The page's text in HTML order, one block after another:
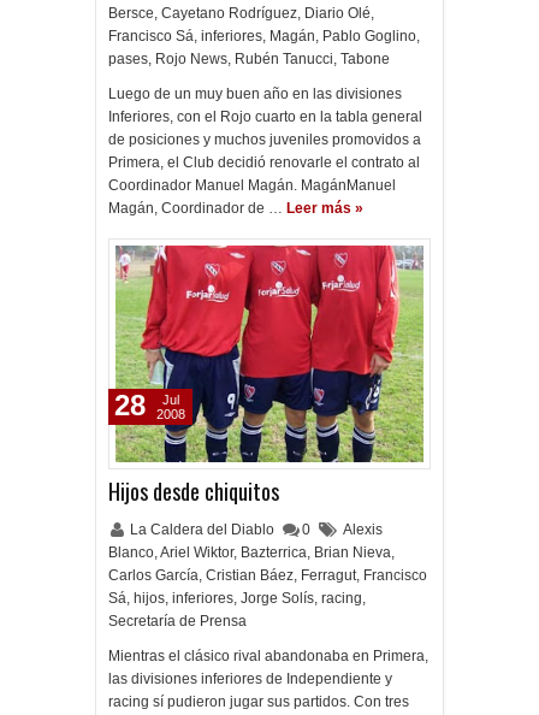
Bersce, Cayetano Rodríguez, Diario Olé,
Francisco Sá, inferiores, Magán, Pablo Goglino,
pases, Rojo News, Rubén Tanucci, Tabone
Luego de un muy buen año en las divisiones
Inferiores, con el Rojo cuarto en la tabla general
de posiciones y muchos juveniles promovidos a
Primera, el Club decidió renovarle el contrato al
Coordinador Manuel Magán. MagánManuel
Magán, Coordinador de … Leer más »
Hijos desde chiquitos
La Caldera del Diablo 0
Alexis
Blanco,Ariel Wiktor, Bazterrica, Brian Nieva,
Carlos García, Cristian Báez, Ferragut, Francisco
Sá, hijos, inferiores, Jorge Solís, racing,
Secretaría de Prensa
Mientras el clásico rival abandonaba en Primera,
las divisiones inferiores de Independiente y
racing sí pudieron jugar sus partidos. Con tres
28
Jul
2008